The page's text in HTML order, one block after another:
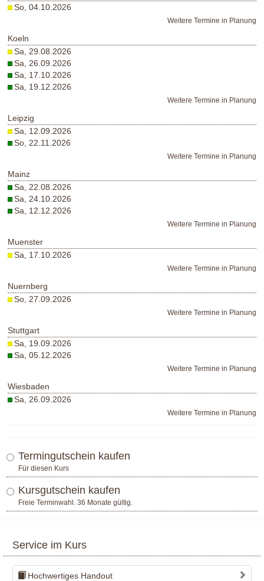
So, 04.10.2026
Weitere Termine in Planung
Koeln
Sa, 29.08.2026
Sa, 26.09.2026
Sa, 17.10.2026
Sa, 19.12.2026
Weitere Termine in Planung
Leipzig
Sa, 12.09.2026
So, 22.11.2026
Weitere Termine in Planung
Mainz
Sa, 22.08.2026
Sa, 24.10.2026
Sa, 12.12.2026
Weitere Termine in Planung
Muenster
Sa, 17.10.2026
Weitere Termine in Planung
Nuernberg
So, 27.09.2026
Weitere Termine in Planung
Stuttgart
Sa, 19.09.2026
Sa, 05.12.2026
Weitere Termine in Planung
Wiesbaden
Sa, 26.09.2026
Weitere Termine in Planung
Termingutschein kaufen
Für diesen Kurs
Kursgutschein kaufen
Freie Terminwahl. 36 Monate gültig.
Service im Kurs
Hochwertiges Handout